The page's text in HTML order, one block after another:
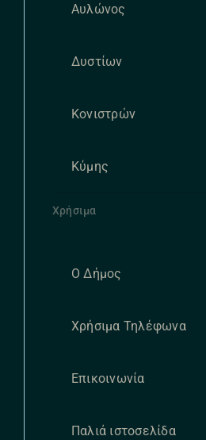
Αυλώνος
Δυστίων
Κονιστρών
Κύμης
Χρήσιμα
Ο Δήμος
Χρήσιμα Τηλέφωνα
Επικοινωνία
Παλιά ιστοσελίδα